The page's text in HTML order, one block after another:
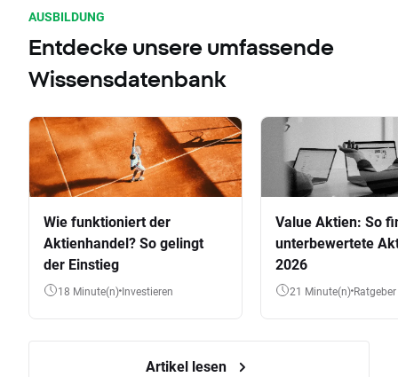
AUSBILDUNG
Entdecke unsere umfassende
Wissensdatenbank
Wie funktioniert der
Aktienhandel? So gelingt
der Einstieg
18 Minute(n) Investieren
Value Aktien: So
unterbewertete
2026
21 Minute(n) Ratgeber
Artikel lesen